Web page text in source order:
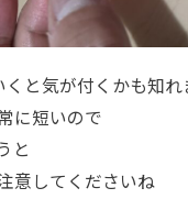
と気が付くかも知れ
に短いので
と
意してくださいね